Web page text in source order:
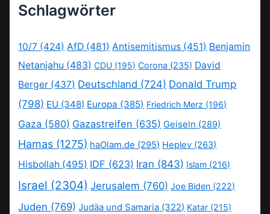
Schlagwörter
10/7 (424) AfD (481) Antisemitismus (451) Benjamin
Netanjahu (483) CDU (195) Corona (235) David
Berger (437) Deutschland (724) Donald Trump
(798) EU (348) Europa (385) Friedrich Merz (196)
Gaza (580) Gazastreifen (635) Geiseln (289)
Hamas (1275) haOlam.de (295) Heplev (263)
Hisbollah (495) IDF (623) Iran (843) Islam (216)
Israel (2304) Jerusalem (760) Joe Biden (222)
Juden (769) Judäa und Samaria (322) Katar (215)